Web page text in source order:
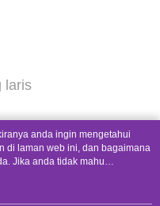
laris
anda ingin mengetahui
di laman web ini, dan bagaimana
Jika anda tidak mahu
penerangan mengenai kuki.
digunakan di laman web ini,